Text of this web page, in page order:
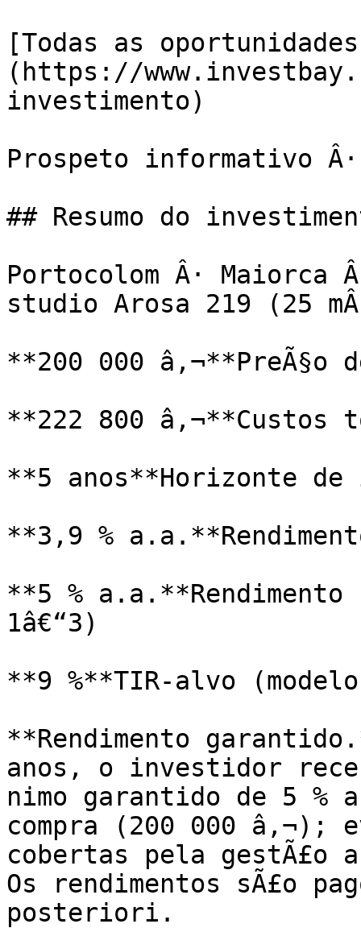
[Todas as
(https://
investimento)
Prospeto informativo Â·
## Resumo do
Portocolom Â· Maiorca
studio Arosa 219 (25
**200 000 â‚¬**PreÃ§o
**222 800
**5 anos**Horizonte de
**3,9 %
**5 %
1â€“3)
**9 %**TIR-alvo
**Rendimento
anos, o investidor
nimo garantido de 5 %
compra (200 000 â‚¬);
cobertas pela
Os rendimentos sÃ£o
posteriori.